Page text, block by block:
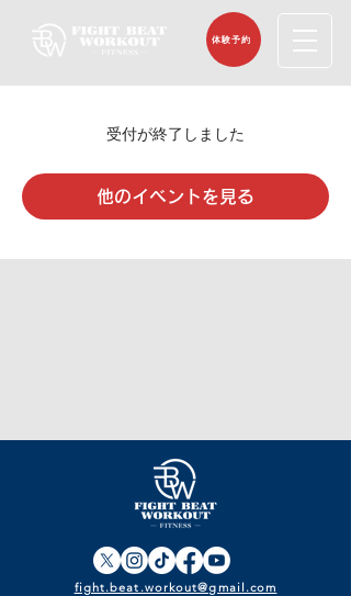
体験予約
受付が終了しました
他のイベントを見る
fight.beat.workout@gmail.com